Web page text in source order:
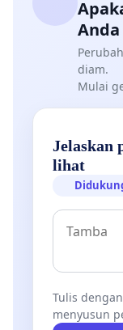
diam.
Mulai
Jelaskan
lihat
Tulis
menyusun